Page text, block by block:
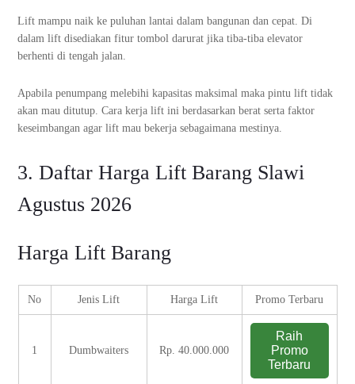
Lift mampu naik ke puluhan lantai dalam bangunan dan cepat. Di
dalam lift disediakan fitur tombol darurat jika tiba-tiba elevator
berhenti di tengah jalan.
Apabila penumpang melebihi kapasitas maksimal maka pintu lift tidak
akan mau ditutup. Cara kerja lift ini berdasarkan berat serta faktor
keseimbangan agar lift mau bekerja sebagaimana mestinya.
3. Daftar Harga Lift Barang Slawi
Agustus 2026
Harga Lift Barang
No Jenis Lift Harga Lift Promo Terbaru
1 Dumbwaiters Rp. 40.000.000
Raih
Promo
Terbaru